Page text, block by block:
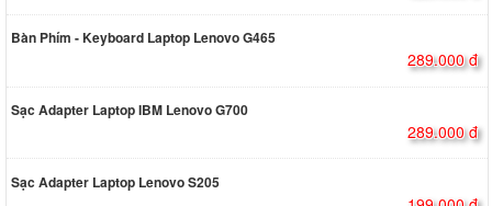
Bàn Phím - Keyboard Laptop Lenovo G465
289.000 đ
Sạc Adapter Laptop IBM Lenovo G700
289.000 đ
Sạc Adapter Laptop Lenovo S205